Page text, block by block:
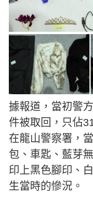
據報道，當初警
件被取回，只佔
在龍山警察署，
包、車匙、藍芽
印上黑色腳印、
生當時的慘況。